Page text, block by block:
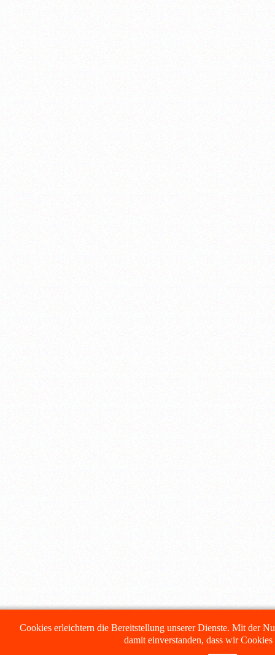
Cookies erleichtern die Bereitstellung unserer Dienste. Mit der
damit einverstanden, dass wir